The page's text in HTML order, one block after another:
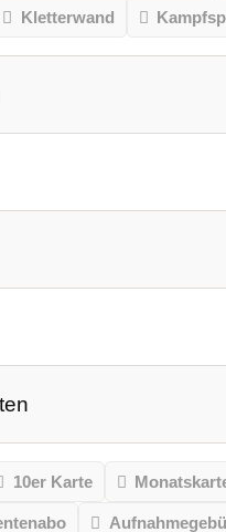
Kletterwand
10er Karte